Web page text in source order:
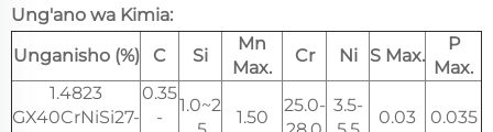
Ung'ano wa Kimia:
Unganisho (%)
C Si
Mn
Max.
Cr Ni S Max.
P
Max.
1.4823
GX40CrNiSi27-
0.35
-
1.0~2
1.50
25.0- 3.5-
0.03 0.035